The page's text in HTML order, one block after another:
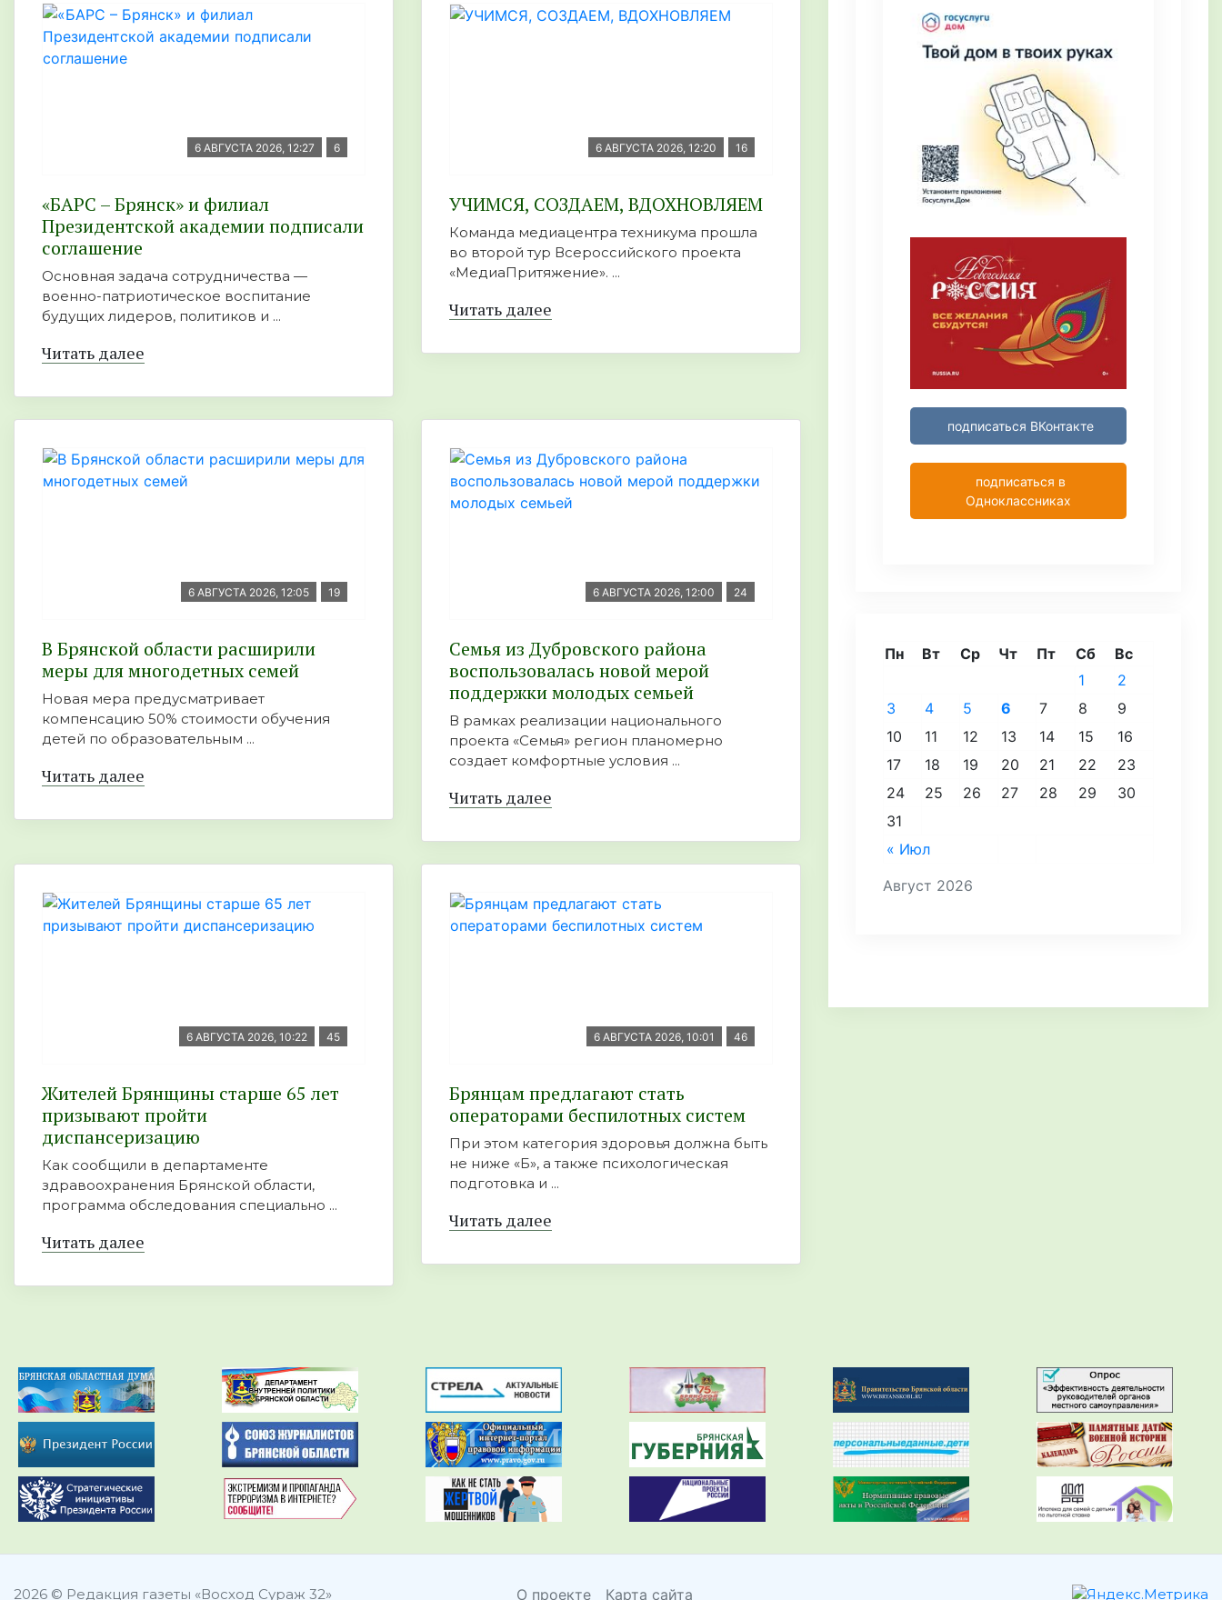
6 АВГУСТА 2026, 12:27 6
«БАРС – Брянск» и филиал
Президентской академии подписали
соглашение
Основная задача сотрудничества —
военно-патриотическое воспитание
будущих лидеров, политиков и ...
Читать далее
6 АВГУСТА 2026, 12:20 16
УЧИМСЯ, СОЗДАЕМ, ВДОХНОВЛЯЕМ
Команда медиацентра техникума прошла
во второй тур Всероссийского проекта
«МедиаПритяжение». ...
Читать далее
6 АВГУСТА 2026, 12:05 19
В Брянской области расширили
меры для многодетных семей
Новая мера предусматривает
компенсацию 50% стоимости обучения
детей по образовательным ...
Читать далее
6 АВГУСТА 2026, 12:00 24
Семья из Дубровского района
воспользовалась новой мерой
поддержки молодых семьей
В рамках реализации национального
проекта «Семья» регион планомерно
создает комфортные условия ...
Читать далее
6 АВГУСТА 2026, 10:22 45
Жителей Брянщины старше 65 лет
призывают пройти
диспансеризацию
Как сообщили в департаменте
здравоохранения Брянской области,
программа обследования специально ...
Читать далее
6 АВГУСТА 2026, 10:01 46
Брянцам предлагают стать
оперaторами бeспилотных систeм
При этом категория здоровья должна быть
не ниже «Б», а также психологическая
подготовка и ...
Читать далее
подписаться ВКонтакте
подписаться в
Одноклассниках
Август 2026
Пн Вт Ср Чт Пт Сб Вс
« Июл
1
2
3
4 5 6 7 8
9
10
11 12 13 14 15
16
17
18 19 20 21 22
23
24
25 26 27 28 29
30
31
2026 © Редакция газеты «Восход Сураж 32» О проекте Карта сайта